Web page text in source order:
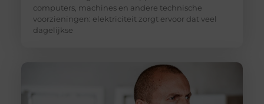
computers, machines en andere technische
voorzieningen: elektriciteit zorgt ervoor dat veel
dagelijkse